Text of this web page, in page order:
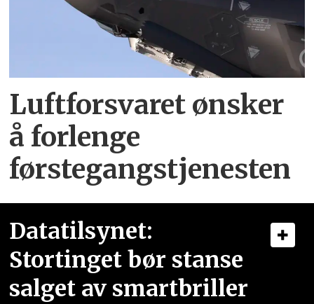
Luftforsvaret ønsker
å forlenge
førstegangstjenesten
Datatilsynet:
Stortinget bør stanse
salget av smartbriller